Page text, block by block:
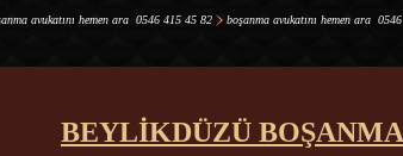
BEYLİKDÜZÜ